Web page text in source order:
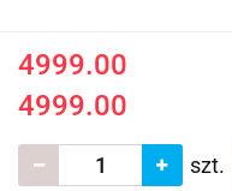
4999.00
4999.00
szt.